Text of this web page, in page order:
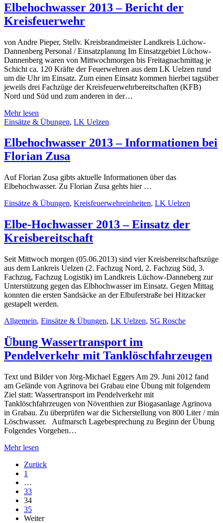
Elbehochwasser 2013 – Bericht der
Kreisfeuerwehr
von Andre Pieper, Stellv. Kreisbrandmeister Landkreis Lüchow-
Dannenberg Personal / Einsatzplanung Im Einsatzgebiet Lüchow-
Dannenberg waren von Mittwochmorgen bis Freitagnachmittag je
Schicht ca. 120 Kräfte der Feuerwehren aus dem LK Uelzen rund
um die Uhr im Einsatz. Zum einen Einsatz kommen hierbei tagsüber
jeweils drei Fachzüge der Kreisfeuerwehrbereitschaften (KFB)
Nord und Süd und zum anderen in der…
Mehr lesen
Einsätze & Übungen, LK Uelzen
Elbehochwasser 2013 – Informationen bei
Florian Zusa
Auf Florian Zusa gibts aktuelle Informationen über das
Elbehochwasser. Zu Florian Zusa gehts hier …
Einsätze & Übungen, Kreisfeuerwehreinheiten, LK Uelzen
Elbe-Hochwasser 2013 – Einsatz der
Kreisbereitschaft
Seit Mittwoch morgen (05.06.2013) sind vier Kreisbereitschaftszüge
aus dem Lankreis Uelzen (2. Fachzug Nord, 2. Fachzug Süd, 3.
Fachzug, Fachzug Logistik) im Landkreis Lüchow-Danneberg zur
Unterstützung gegen das Elbhochwasser im Einsatz. Gegen Mittag
konnten die ersten Sandsäcke an der Elbuferstraße bei Hitzacker
gestapelt werden.
Allgemein, Einsätze & Übungen, LK Uelzen, SG Rosche
Übung Wassertransport im
Pendelverkehr mit Tanklöschfahrzeugen
Text und Bilder von Jörg-Michael Eggers Am 29. Juni 2012 fand
am Gelände von Agrinova bei Grabau eine Übung mit folgendem
Ziel statt: Wassertransport im Pendelverkehr mit
Tanklöschfahrzeugen von Növenthien zur Biogasanlage Agrinova
in Grabau. Zu überprüfen war die Sicherstellung von 800 Liter / min
Löschwasser. Aufmarsch Lagebesprechung zu Beginn der Übung
Folgendes Vorgehen…
Mehr lesen
Zurück
1
…
33
34
35
Weiter